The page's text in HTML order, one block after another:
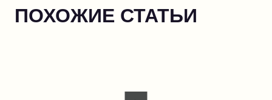
ПОХОЖИЕ СТАТЬИ